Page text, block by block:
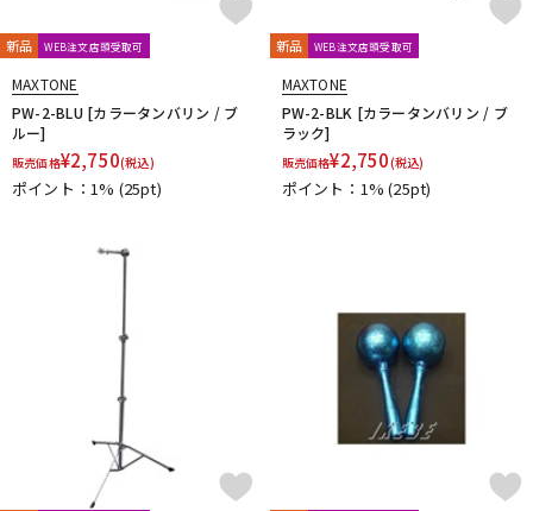
新品 WEB注文店頭受取可
MAXTONE
PW-2-BLU [カラータンバリン / ブ
ルー]
販売価格¥2,750(税込)
ポイント：1% (25pt)
新品 WEB注文店頭受取可
MAXTONE
PW-2-BLK [カラータンバリン / ブ
ラック]
販売価格¥2,750(税込)
ポイント：1%(25pt)